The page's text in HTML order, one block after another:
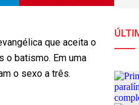
que aceita o
o batismo. Em uma
o sexo a três.